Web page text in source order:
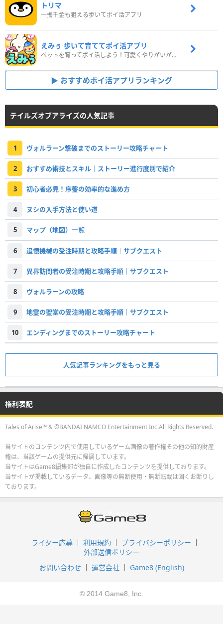
トリマ
一攫千金も狙える歩いてポイ活アプリ
えみぅ 歩いて育ててポイ活アプリ
ペットを育ってポイ活しよう！可愛くやりがいがある新感覚アプリ
おすすめポイ活アプリランキング
テイルズオブアライズの人気記事
1 ヴォルラーン撃破までのストーリー攻略チャート
2 おすすめ術技とスキル｜ストーリー進行度別で紹介
3 初心者必見！序盤の効率的な進め方
4 ヌシの入手方法と使い道
5 マップ（地図）一覧
6 追憶機械の受注時期と攻略手順｜サブクエスト
7 異界訪問者の受注時期と攻略手順｜サブクエスト
8 ヴォルラーンの攻略
9 地霊の聖堂の受注時期と攻略手順｜サブクエスト
10 エンディングまでのストーリー攻略チャート
人気記事ランキングをもっと見る
権利表記
Tales of Arise™ & ©BANDAI NAMCO Entertainment Inc.All Rights Reserved.
当サイトのコンテンツ内で使用しているゲーム画像の著作権その他の知的財産
権は、当該ゲームの提供元に帰属しています。
当サイトはGame8編集部が独自に作成したコンテンツを提供しております。
当サイトが掲載しているデータ、画像等の無断使用・無断転載は固くお断りし
ております。
ライター応募 利用規約
プライバシーポリシー
外部送信ポリシー
お問い合わせ
運営会社 Game8 (English)
© 2014 Game8, Inc.